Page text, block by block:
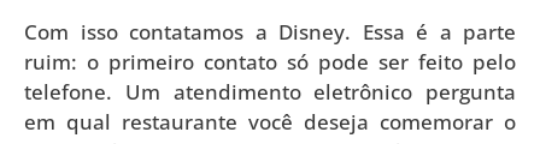
Com isso contatamos a Disney. Essa é a parte
ruim: o primeiro contato só pode ser feito pelo
telefone. Um atendimento eletrônico pergunta
em qual restaurante você deseja comemorar o